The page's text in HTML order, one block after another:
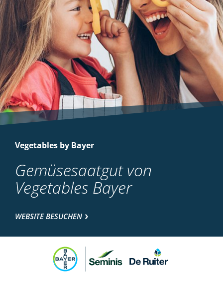
Vegetables by Bayer
Gemüsesaatgut von
Vegetables Bayer
WEBSITE BESUCHEN